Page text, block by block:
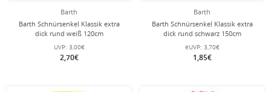
Barth
Barth Schnürsenkel Klassik extra
dick rund weiß 120cm
UVP: 3,00€
2,70€
Barth
Barth Schnürsenkel Klassik extra
dick rund schwarz 150cm
eUVP: 3,70€
1,85€